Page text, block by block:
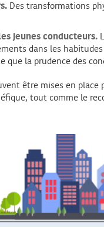
Des transformations
jeunes conducteurs.
dans les
que la prudence des
être mises en place
tout comme le